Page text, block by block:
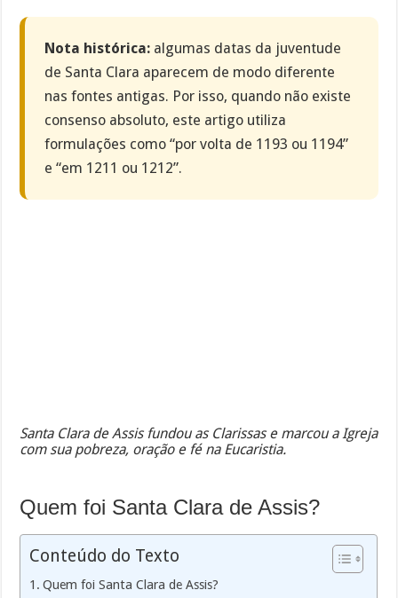
Nota histórica: algumas datas da juventude
de Santa Clara aparecem de modo diferente
nas fontes antigas. Por isso, quando não existe
consenso absoluto, este artigo utiliza
formulações como “por volta de 1193 ou 1194”
e “em 1211 ou 1212”.
Santa Clara de Assis fundou as Clarissas e marcou a Igreja
com sua pobreza, oração e fé na Eucaristia.
Quem foi Santa Clara de Assis?
Conteúdo do Texto
Quem foi Santa Clara de Assis?